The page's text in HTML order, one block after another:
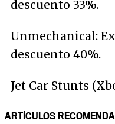
descuento 33%.
Unmechanical:
descuento 40%.
Jet Car Stunts
ARTÍCULOS